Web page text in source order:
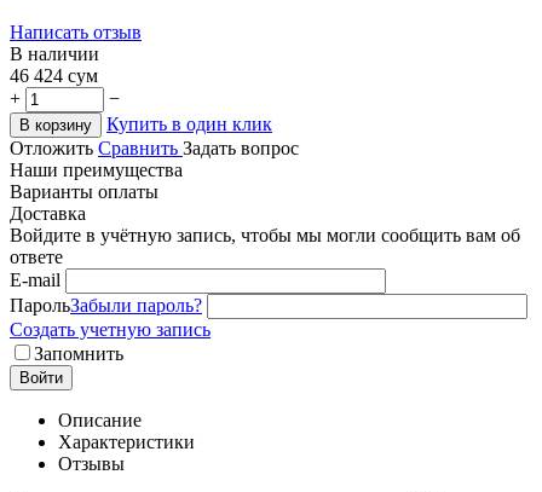
Написать отзыв
В наличии
46 424 сум
+
−
В корзину
Купить в один клик
Отложить Сравнить Задать вопрос
Наши преимущества
Варианты оплаты
Доставка
Войдите в учётную запись, чтобы мы могли сообщить вам об
ответе
E-mail
ПарольЗабыли пароль?
Создать учетную запись
Запомнить
Войти
Описание
Характеристики
Отзывы